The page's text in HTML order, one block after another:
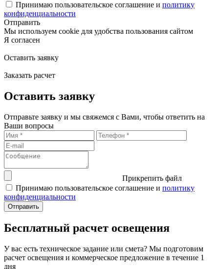
Принимаю пользовательское соглашение и политику
конфиденциальности
Отправить
Мы используем cookie для удобства пользования сайтом
Я согласен
Оставить заявку
Заказать расчет
Оставить заявку
Отправьте заявку и мы свяжемся с Вами, чтобы ответить на
Ваши вопросы
Прикрепить файл
Принимаю пользовательское соглашение и политику
конфиденциальности
Бесплатный расчет освещения
У вас есть техническое задание или смета? Мы подготовим
расчет освещения и коммерческое предложение в течение 1
дня